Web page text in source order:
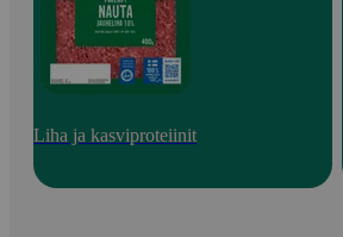
Liha ja kasviproteiinit